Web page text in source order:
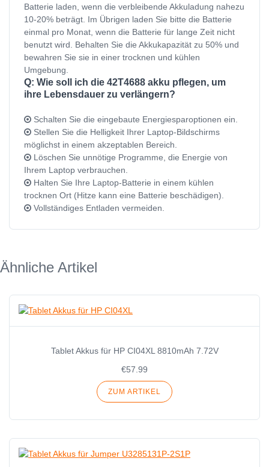
Batterie laden, wenn die verbleibende Akkuladung nahezu
10-20% beträgt. Im Übrigen laden Sie bitte die Batterie
einmal pro Monat, wenn die Batterie für lange Zeit nicht
benutzt wird. Behalten Sie die Akkukapazität zu 50% und
bewahren Sie sie in einer trocknen und kühlen
Umgebung.
Q: Wie soll ich die 42T4688 akku pflegen, um
ihre Lebensdauer zu verlängern?
Schalten Sie die eingebaute Energiesparoptionen ein.
Stellen Sie die Helligkeit Ihrer Laptop-Bildschirms
möglichst in einem akzeptablen Bereich.
Löschen Sie unnötige Programme, die Energie von
Ihrem Laptop verbrauchen.
Halten Sie Ihre Laptop-Batterie in einem kühlen
trocknen Ort (Hitze kann eine Batterie beschädigen).
Vollständiges Entladen vermeiden.
Ähnliche Artikel
Tablet Akkus für HP CI04XL 8810mAh 7.72V
€57.99
ZUM ARTIKEL